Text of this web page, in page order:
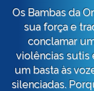
Os Bambas da
sua força e
conclamar
violências sutis
um basta às
silenciadas.